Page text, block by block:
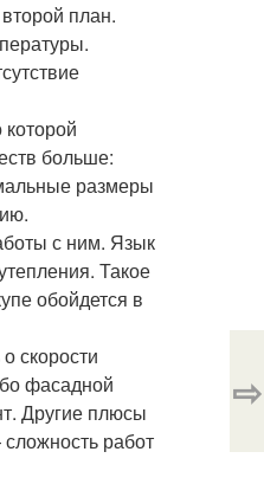
план.
больше:
размеры
с ним. Язык
Такое
обойдется в
скорости
фасадной
Другие плюсы
работ
⇨